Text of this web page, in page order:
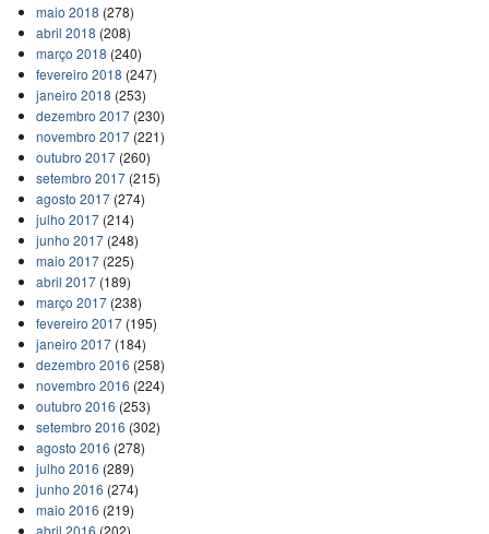
maio 2018 (278)
abril 2018 (208)
março 2018 (240)
fevereiro 2018 (247)
janeiro 2018 (253)
dezembro 2017(230)
novembro 2017(221)
outubro 2017(260)
setembro 2017(215)
agosto 2017(274)
julho 2017(214)
junho 2017(248)
maio 2017(225)
abril 2017(189)
março 2017(238)
fevereiro 2017(195)
janeiro 2017(184)
dezembro 2016 (258)
novembro 2016 (224)
outubro 2016 (253)
setembro 2016 (302)
agosto 2016 (278)
julho 2016 (289)
junho 2016 (274)
maio 2016 (219)
abril 2016 (202)